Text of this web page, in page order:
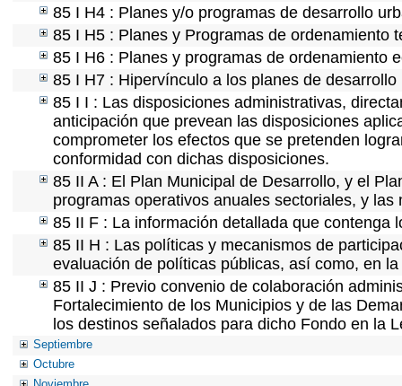
85 I H4 : Planes y/o programas de desarrollo
85 I H5 : Planes y Programas de ordenamiento
85 I H6 : Planes y programas de ordenamiento
85 I H7 : Hipervínculo a los planes de desarrollo
85 I I : Las disposiciones administrativas,
anticipación que prevean las disposiciones
comprometer los efectos que se pretenden
conformidad con dichas disposiciones.
85 II A : El Plan Municipal de Desarrollo, y el
programas operativos anuales sectoriales, y
85 II F : La información detallada que contenga
85 II H : Las políticas y mecanismos de
evaluación de políticas públicas, así como, en
85 II J : Previo convenio de colaboración
Fortalecimiento de los Municipios y de las
los destinos señalados para dicho Fondo en la
Septiembre
Octubre